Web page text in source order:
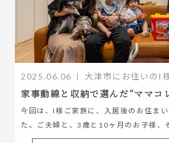
2025.06.06 大津市にお住いのI
家事動線と収納で選んだ“ママコ
今回は、I様ご家族に、入居後のお住ま
た。ご夫婦と、3歳と10ヶ月のお子様、